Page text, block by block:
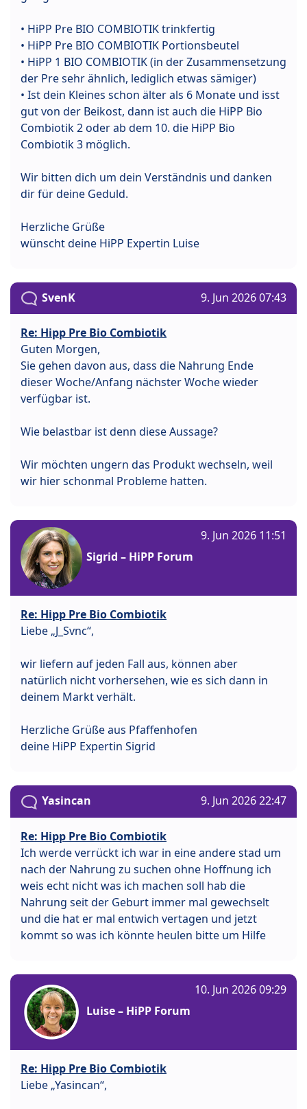
• HiPP Pre BIO COMBIOTIK trinkfertig
• HiPP Pre BIO COMBIOTIK Portionsbeutel
• HiPP 1 BIO COMBIOTIK (in der Zusammensetzung
der Pre sehr ähnlich, lediglich etwas sämiger)
• Ist dein Kleines schon älter als 6 Monate und isst
gut von der Beikost, dann ist auch die HiPP Bio
Combiotik 2 oder ab dem 10. die HiPP Bio
Combiotik 3 möglich.
Wir bitten dich um dein Verständnis und danken
dir für deine Geduld.
Herzliche Grüße
wünscht deine HiPP Expertin Luise
SvenK 9. Jun 2026 07:43
Re: Hipp Pre Bio Combiotik
Guten Morgen,
Sie gehen davon aus, dass die Nahrung Ende
dieser Woche/Anfang nächster Woche wieder
verfügbar ist.
Wie belastbar ist denn diese Aussage?
Wir möchten ungern das Produkt wechseln, weil
wir hier schonmal Probleme hatten.
Sigrid – HiPP Forum
9. Jun 2026 11:51
Re: Hipp Pre Bio Combiotik
Liebe „J_Svnc“,
wir liefern auf jeden Fall aus, können aber
natürlich nicht vorhersehen, wie es sich dann in
deinem Markt verhält.
Herzliche Grüße aus Pfaffenhofen
deine HiPP Expertin Sigrid
Yasincan 9. Jun 2026 22:47
Re: Hipp Pre Bio Combiotik
Ich werde verrückt ich war in eine andere stad um
nach der Nahrung zu suchen ohne Hoffnung ich
weis echt nicht was ich machen soll hab die
Nahrung seit der Geburt immer mal gewechselt
und die hat er mal entwich vertagen und jetzt
kommt so was ich könnte heulen bitte um Hilfe
Luise – HiPP Forum
10. Jun 2026 09:29
Re: Hipp Pre Bio Combiotik
Liebe „Yasincan“,